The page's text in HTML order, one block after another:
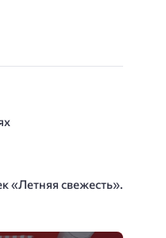
«Летняя свежесть».